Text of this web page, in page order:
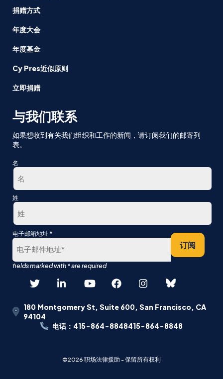
捐赠方式
年度大会
年度基金
Cy Pres近似原则
立即捐赠
与我们联系
如果想收到有关我们组织和工作的新闻，请订阅我们的邮寄列
表。
名
第
一
姓
最
后
电子邮箱地址 *
订阅
180 Montgomery St, Suite 600, San Francisco, CA
94104
电话：415-864-8848415-864-8848
©2026 职场法律援助 - 保留所有权利